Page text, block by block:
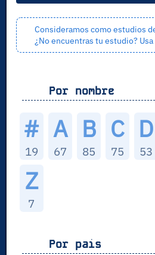
Consideramos como estudios
¿No encuentras tu estudio?
Por nombre
#
19
A
67
B
85
C
75
D
53
Z
7
Por pais